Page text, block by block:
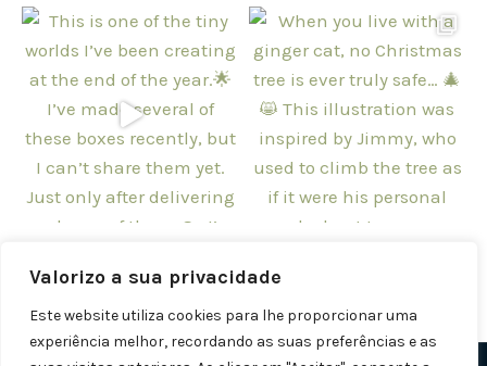
Valorizo a sua privacidade
Este website utiliza cookies para lhe proporcionar uma
experiência melhor, recordando as suas preferências e as